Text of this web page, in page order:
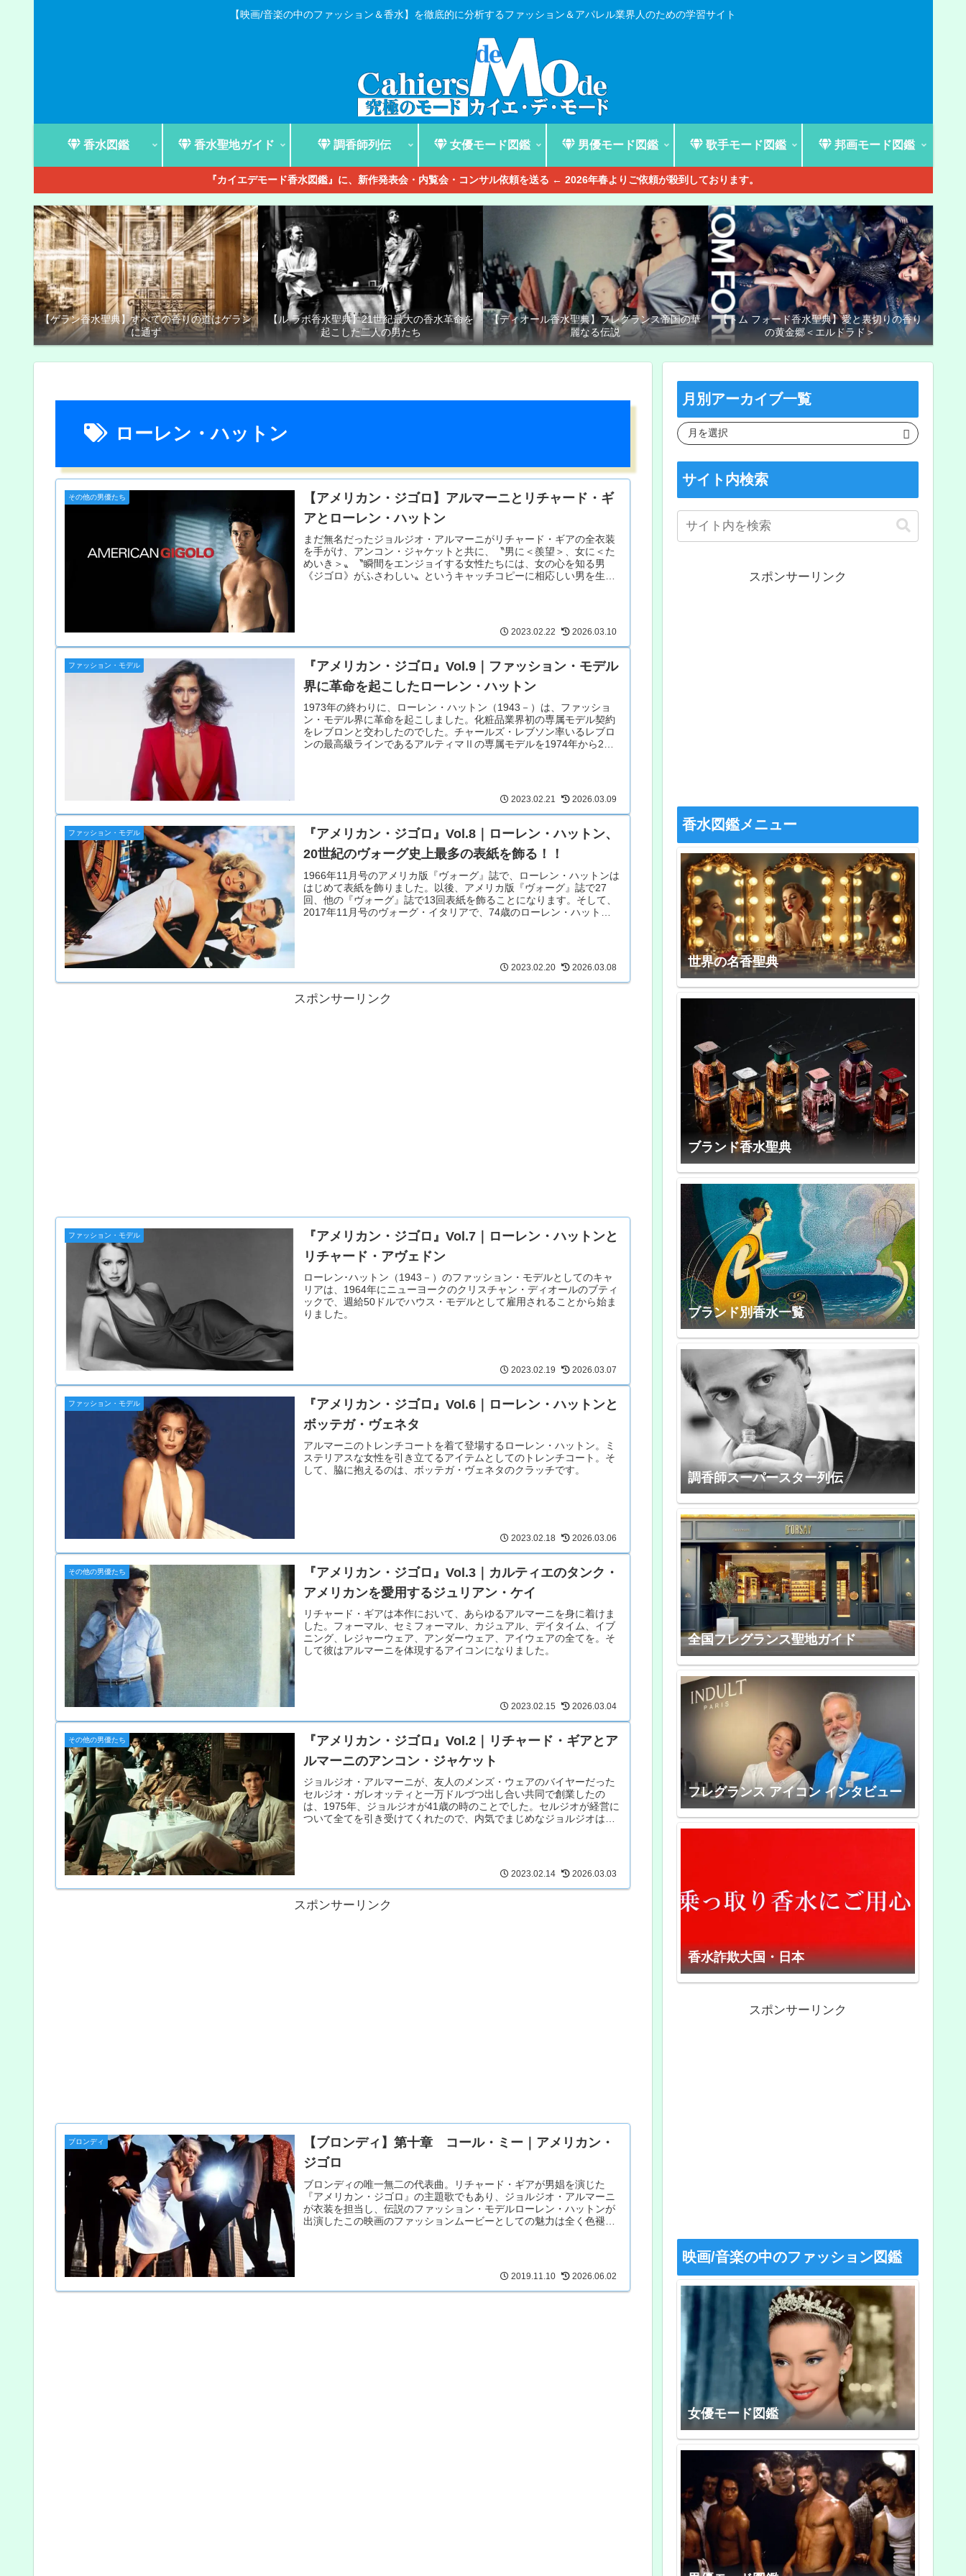
【映画/音楽の中のファッション＆香水】を徹底的に分析するファッション＆アパレル業界人のための学習サイト
香水図鑑 香水聖地ガイド 調香師列伝 女優モード図鑑 男優モード図鑑 歌手モード図鑑 邦画モード図鑑
『カイエデモード香水図鑑』に、新作発表会・内覧会・コンサル依頼を送る ← 2026年春よりご依頼が殺到しております。
【ゲラン香水聖典】すべての香りの道はゲラン
に通ず
【ル ラボ香水聖典】21世紀最大の香水革命を
起こした二人の男たち
【ディオール香水聖典】フレグランス帝国の華
麗なる伝説
【トム フォード香水聖典】愛と裏切りの香り
の黄金郷＜エルドラド＞
ローレン・ハットン
その他の男優たち
【アメリカン・ジゴロ】アルマーニとリチャード・ギ
アとローレン・ハットン
まだ無名だったジョルジオ・アルマーニがリチャード・ギアの全衣装
を手がけ、アンコン・ジャケットと共に、〝男に＜羨望＞、女に＜た
めいき＞〟〝瞬間をエンジョイする女性たちには、女の心を知る男
《ジゴロ》がふさわしい〟というキャッチコピーに相応しい男を生み
2023.02.22 2026.03.10
ファッション・モデル
『アメリカン・ジゴロ』Vol.9｜ファッション・モデル
界に革命を起こしたローレン・ハットン
1973年の終わりに、ローレン・ハットン（1943－）は、ファッショ
ン・モデル界に革命を起こしました。化粧品業界初の専属モデル契約
をレブロンと交わしたのでした。チャールズ・レブソン率いるレブロ
ンの最高級ラインであるアルティマⅡの専属モデルを1974年から2年
2023.02.21 2026.03.09
ファッション・モデル
『アメリカン・ジゴロ』Vol.8｜ローレン・ハットン、
20世紀のヴォーグ史上最多の表紙を飾る！！
1966年11月号のアメリカ版『ヴォーグ』誌で、ローレン・ハットンは
はじめて表紙を飾りました。以後、アメリカ版『ヴォーグ』誌で27
回、他の『ヴォーグ』誌で13回表紙を飾ることになります。そして、
2017年11月号のヴォーグ・イタリアで、74歳のローレン・ハットン
2023.02.20 2026.03.08
スポンサーリンク
ファッション・モデル
『アメリカン・ジゴロ』Vol.7｜ローレン・ハットンと
リチャード・アヴェドン
ローレン･ハットン（1943－）のファッション・モデルとしてのキャ
リアは、1964年にニューヨークのクリスチャン・ディオールのブティ
ックで、週給50ドルでハウス・モデルとして雇用されることから始ま
りました。
2023.02.19 2026.03.07
ファッション・モデル
『アメリカン・ジゴロ』Vol.6｜ローレン・ハットンと
ボッテガ・ヴェネタ
アルマーニのトレンチコートを着て登場するローレン・ハットン。ミ
ステリアスな女性を引き立てるアイテムとしてのトレンチコート。そ
して、脇に抱えるのは、ボッテガ・ヴェネタのクラッチです。
2023.02.18 2026.03.06
その他の男優たち
『アメリカン・ジゴロ』Vol.3｜カルティエのタンク・
アメリカンを愛用するジュリアン・ケイ
リチャード・ギアは本作において、あらゆるアルマーニを身に着けま
した。フォーマル、セミフォーマル、カジュアル、デイタイム、イブ
ニング、レジャーウェア、アンダーウェア、アイウェアの全てを。そ
して彼はアルマーニを体現するアイコンになりました。
2023.02.15 2026.03.04
その他の男優たち
『アメリカン・ジゴロ』Vol.2｜リチャード・ギアとア
ルマーニのアンコン・ジャケット
ジョルジオ・アルマーニが、友人のメンズ・ウェアのバイヤーだった
セルジオ・ガレオッティと一万ドルづつ出し合い共同で創業したの
は、1975年、ジョルジオが41歳の時のことでした。セルジオが経営に
ついて全てを引き受けてくれたので、内気でまじめなジョルジオはス
2023.02.14 2026.03.03
スポンサーリンク
ブロンディ
【ブロンディ】第十章 コール・ミー｜アメリカン・
ジゴロ
ブロンディの唯一無二の代表曲。リチャード・ギアが男娼を演じた
『アメリカン・ジゴロ』の主題歌でもあり、ジョルジオ・アルマーニ
が衣装を担当し、伝説のファッション・モデルローレン・ハットンが
出演したこの映画のファッションムービーとしての魅力は全く色褪せ
2019.11.10 2026.06.02
月別アーカイブ一覧
サイト内検索
スポンサーリンク
香水図鑑メニュー
世界の名香聖典
ブランド香水聖典
ブランド別香水一覧
調香師スーパースター列伝
全国フレグランス聖地ガイド
フレグランス アイコン インタビュー
香水詐欺大国・日本
スポンサーリンク
映画/音楽の中のファッション図鑑
女優モード図鑑